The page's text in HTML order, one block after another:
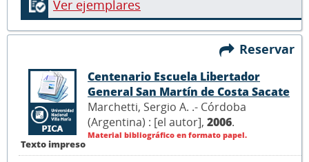
Ver ejemplares
Reservar
Texto impreso
Centenario Escuela Libertador
General San Martín de Costa Sacate
Marchetti, Sergio A. .- Córdoba
(Argentina) : [el autor], 2006.
Material bibliográfico en formato papel.